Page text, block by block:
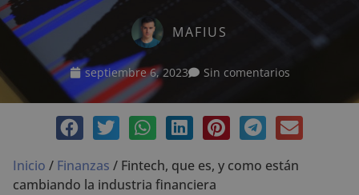
MAFIUS
septiembre 6, 2023 Sin comentarios
Inicio / Finanzas / Fintech, que es, y como están
cambiando la industria financiera